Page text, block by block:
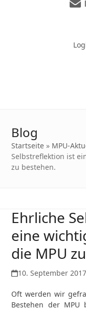
Blog
Startseite » MPU-
Selbstreflektion ist
zu bestehen.
Ehrliche
eine
die MPU
10. September 2017
Oft werden wir
Bestehen der MPU